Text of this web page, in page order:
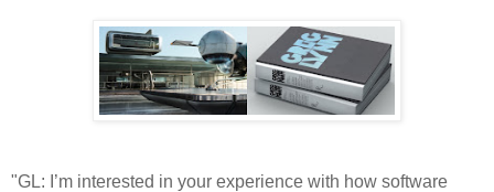
"GL: I’m interested in your experience with how software